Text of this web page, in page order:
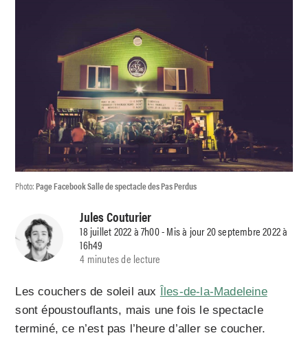
Photo:Page Facebook Salle de spectacle des Pas Perdus
Jules Couturier
18 juillet 2022 à 7h00 - Mis à jour 20 septembre 2022 à
16h49
4 minutes de lecture
Les couchers de soleil aux
Îles-de-la-Madeleine
sont époustouflants, mais une fois le spectacle
terminé, ce n’est pas l’heure d’aller se coucher.